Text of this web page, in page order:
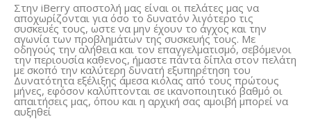
Στην iBerry αποστολή μας είναι οι πελάτες μας να
αποχωρίζονται για όσο το δυνατόν λιγότερο τις
συσκευές τους, ωστε να μην έχουν το άγχος και την
αγωνία των προβλημάτων της συσκευής τους. Με
οδηγούς την αλήθεια και τον επαγγελματισμό, σεβόμενοι
την περιουσία καθενος, ήμαστε πάντα δίπλα στον πελάτη
με σκοπό την καλύτερη δυνατή εξυπηρέτηση του
Δυνατότητα εξέλιξης άμεσα κιόλας από τους πρώτους
μήνες, εφόσον καλύπτονται σε ικανοποιητικό βαθμό οι
απαιτήσεις μας, όπου και η αρχική σας αμοιβή μπορεί να
αυξηθεί